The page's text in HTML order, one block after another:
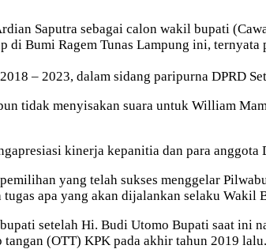
Saputra sebagai calon wakil bupati
Bumi Ragem Tunas Lampung ini,
– 2023, dalam sidang paripurna DPRD
tidak menyisakan suara untuk William
kinerja kepanitia dan para
yang telah sukses menggelar
apa yang akan dijalankan selaku Wakil
setelah Hi. Budi Utomo Bupati saat ini
(OTT) KPK pada akhir tahun 2019 lalu.